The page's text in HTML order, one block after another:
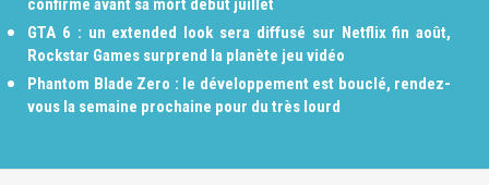
confirmé avant sa mort début juillet
GTA 6 : un extended look sera diffusé sur Netflix fin août,
Rockstar Games surprend la planète jeu vidéo
Phantom Blade Zero : le développement est bouclé, rendez-
vous la semaine prochaine pour du très lourd